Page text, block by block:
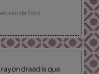
van de foto
draad is qua